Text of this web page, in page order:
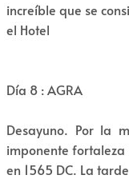
increíble que se
el Hotel
Día 8 : AGRA
Desayuno. Por la
imponente
en 1565 DC. La